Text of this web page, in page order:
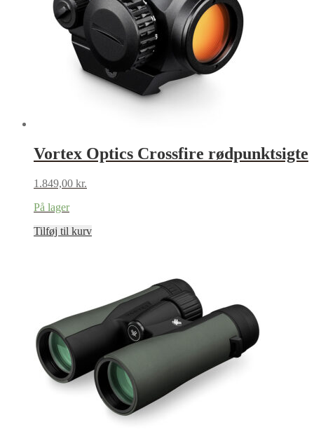
Vortex Optics Crossfire rødpunktsigte
1.849,00 kr.
På lager
Tilføj til kurv